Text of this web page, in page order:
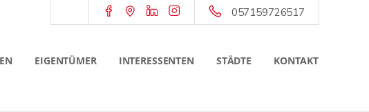
057159726517
EIGENTÜMER INTERESSENTEN STÄDTE KONTAKT